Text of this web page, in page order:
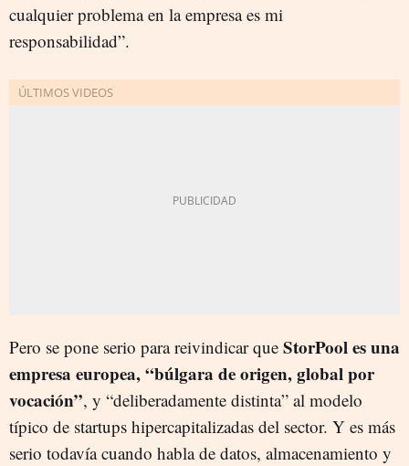
cualquier problema en la empresa es mi
responsabilidad”.
Pero se pone serio para reivindicar que StorPool es una
empresa europea, “búlgara de origen, global por
vocación”, y “deliberadamente distinta” al modelo
típico de startups hipercapitalizadas del sector. Y es más
serio todavía cuando habla de datos, almacenamiento y